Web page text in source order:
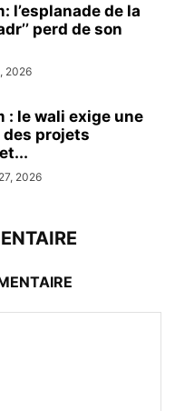
l’esplanade de la
perd de son
2026
: le wali exige une
projets
2026